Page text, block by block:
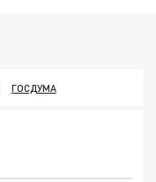
ГОСДУМА